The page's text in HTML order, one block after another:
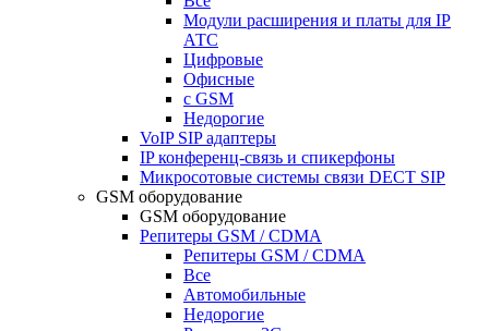
Модули расширения и платы для IP
АТС
Цифровые
Офисные
с GSM
Недорогие
VoIP SIP адаптеры
IP конференц-связь и спикерфоны
Микросотовые системы связи DECT SIP
GSM оборудование
GSM оборудование
Репитеры GSM / CDMA
Репитеры GSM / CDMA
Все
Автомобильные
Недорогие